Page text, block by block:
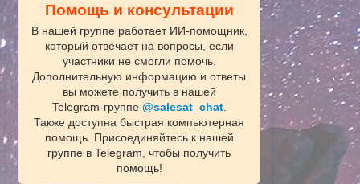
Помощь и консультации
В нашей группе работает ИИ‑помощник,
который отвечает на вопросы, если
участники не смогли помочь.
Дополнительную информацию и ответы
вы можете получить в нашей
Telegram‑группе @salesat_chat.
Также доступна быстрая компьютерная
помощь. Присоединяйтесь к нашей
группе в Telegram, чтобы получить
помощь!